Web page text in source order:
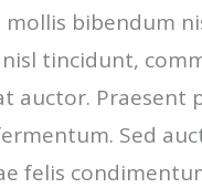
mollis bibendum
tincidunt,
auctor. Praesent
Sed
felis